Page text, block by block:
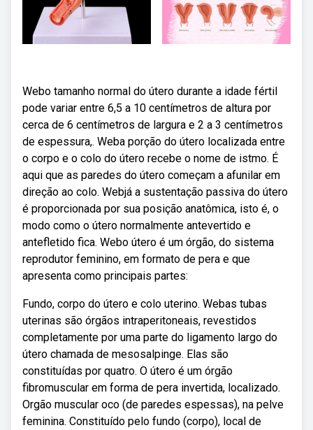
Webo tamanho normal do útero durante a idade fértil
pode variar entre 6,5 a 10 centímetros de altura por
cerca de 6 centímetros de largura e 2 a 3 centímetros
de espessura,. Weba porção do útero localizada entre
o corpo e o colo do útero recebe o nome de istmo. É
aqui que as paredes do útero começam a afunilar em
direção ao colo. Webjá a sustentação passiva do útero
é proporcionada por sua posição anatômica, isto é, o
modo como o útero normalmente antevertido e
antefletido fica. Webo útero é um órgão, do sistema
reprodutor feminino, em formato de pera e que
apresenta como principais partes:
Fundo, corpo do útero e colo uterino. Webas tubas
uterinas são órgãos intraperitoneais, revestidos
completamente por uma parte do ligamento largo do
útero chamada de mesosalpinge. Elas são
constituídas por quatro. O útero é um órgão
fibromuscular em forma de pera invertida, localizado.
Orgão muscular oco (de paredes espessas), na pelve
feminina. Constituído pelo fundo (corpo), local de